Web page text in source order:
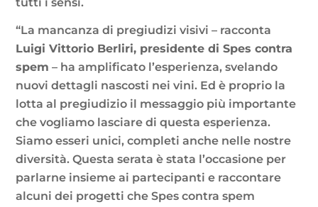
tutti i sensi.
“La mancanza di pregiudizi visivi – racconta
Luigi Vittorio Berliri, presidente di Spes contra
spem – ha amplificato l’esperienza, svelando
nuovi dettagli nascosti nei vini. Ed è proprio la
lotta al pregiudizio il messaggio più importante
che vogliamo lasciare di questa esperienza.
Siamo esseri unici, completi anche nelle nostre
diversità. Questa serata è stata l’occasione per
parlarne insieme ai partecipanti e raccontare
alcuni dei progetti che Spes contra spem